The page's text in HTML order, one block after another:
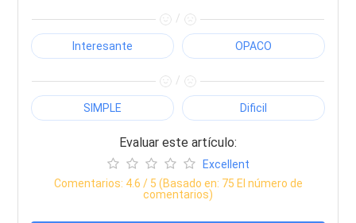
/
Interesante OPACO
/
SIMPLE Dificil
Evaluar este artículo:
Excellent
Comentarios: 4.6 / 5 (Basado en: 75 El número de
comentarios)